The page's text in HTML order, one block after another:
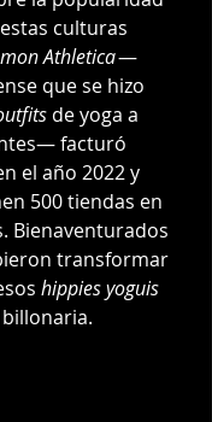
culturas
Athletica —
que se hizo
de yoga a
facturó
el año 2022 y
500 tiendas en
Bienaventurados
transformar
hippies yoguis